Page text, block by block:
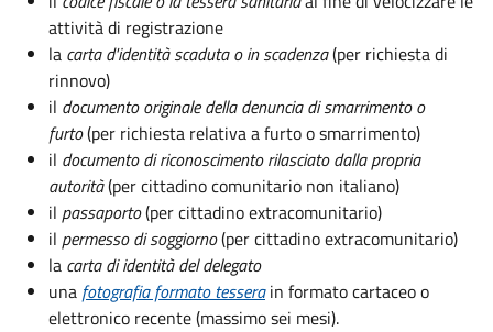
attività di registrazione
la carta d'identità scaduta o in scadenza(per richiesta di
rinnovo)
il documento originale della denuncia di smarrimento o
furto(per richiesta relativa a furto o smarrimento)
il documento di riconoscimento rilasciato dalla propria
autorità(per cittadino comunitario non italiano)
il passaporto(per cittadino extracomunitario)
il permesso di soggiorno(per cittadino extracomunitario)
la carta di identità del delegato
una fotografia formato tessera in formato cartaceo o
elettronico recente (massimo sei mesi).